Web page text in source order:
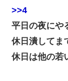
>>4
平日の夜にや
休日潰してま
休日は他の若